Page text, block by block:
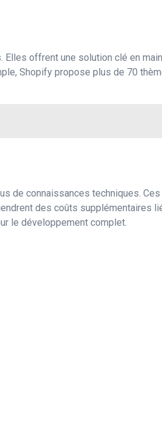
offrent une solution clé en
Shopify propose plus de 70
de connaissances techniques.
des coûts supplémentaires
le développement complet.